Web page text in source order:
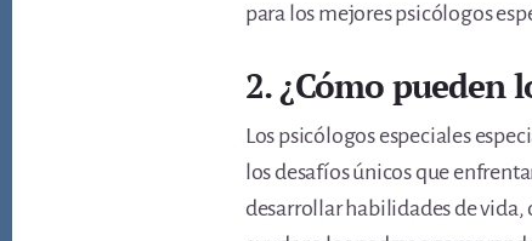
para los mejores psicólogos
2. ¿Cómo pueden
Los psicólogos especiales
los desafíos únicos que
desarrollar habilidades de